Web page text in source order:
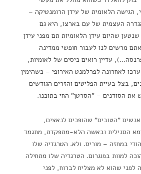
הגישה הלאומית של עידן הרומנטיקה –
העצמית של עם בארצו, היא גם
שהיום עידן הלאומיות תם מפני עידן
מרשים לנו לעבור חופשי ממדינה
עדיין רואים כיסים של לאומיות,
לאחרונה לפרלמנט האירופי – כשהימין
בצל בעיית הפליטים והזרים הגודשים
את הסודנים – "הסרטן" החי בתוכנו.
"הטובים" שהופכים לנאצים,
הסנילית ובאשה הלא-מתפקדת, מתגמד
במחזה – מוריס. ולא. הטרגדיה שלו
למוות בפוגרום. הטרגדיה שלו מתחילה
לפני שהוא לא מצליח לברוח, לפני